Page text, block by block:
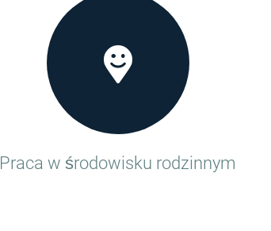
Praca w środowisku rodzinnym